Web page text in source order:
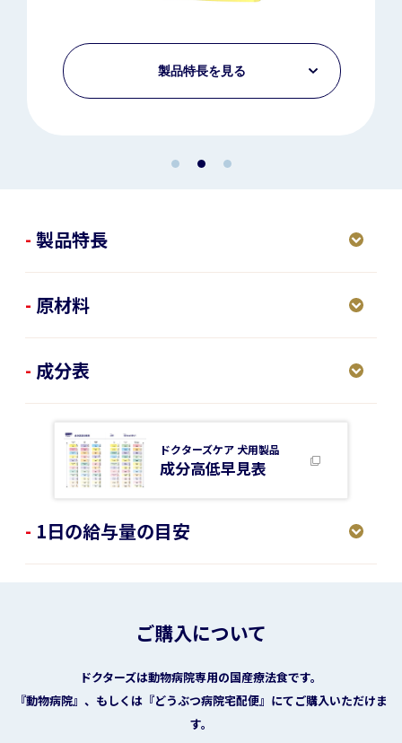
製品特長を見る
製品特長
原材料
成分表
ドクターズケア 犬用製品
成分高低早見表
1日の給与量の目安
ご購入について
ドクターズは動物病院専用の国産療法食です。
『動物病院』、もしくは『どうぶつ病院宅配便』にてご購入いただけま
す。